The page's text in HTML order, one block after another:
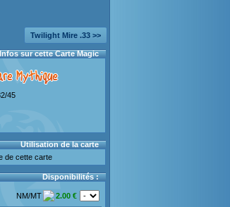
Twilight Mire .33 >>
Infos sur cette Carte Magic
45
Utilisation de la carte
de cette carte
Disponibilités :
NM/MT
2.00 €